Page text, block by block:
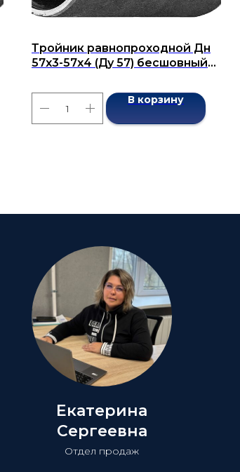
Тройник равнопроходной Дн
57x3-57х4 (Ду 57) бесшовный
В корзину
Екатерина
Сергеевна
Отдел продаж